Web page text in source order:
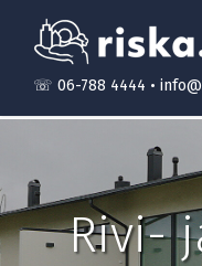
Rivi-
☏ 06-788 4444 •